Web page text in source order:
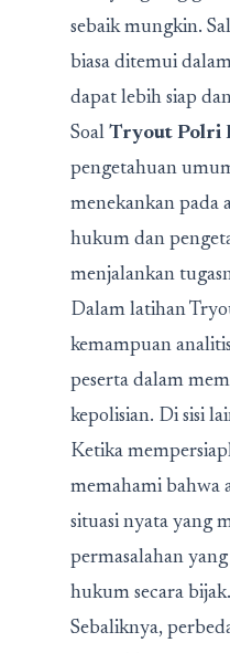
sebaik mungkin.
biasa ditemui
dapat lebih siap
Soal Tryout Polri
pengetahuan
menekankan pada
hukum dan
menjalankan
Dalam latihan
kemampuan
peserta dalam
kepolisian. Di sisi
Ketika
memahami bahwa
situasi nyata yang
permasalahan
hukum secara bijak.
Sebaliknya,